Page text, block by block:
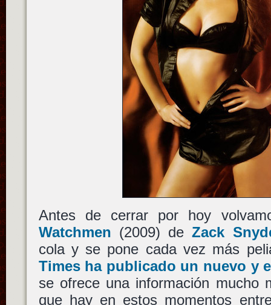
Antes de cerrar por hoy
Watchmen (2009) deZack
cola y se pone cada vez más
Times ha publicado un nuevo y
se ofrece una información mucho
que hay en estos momentos